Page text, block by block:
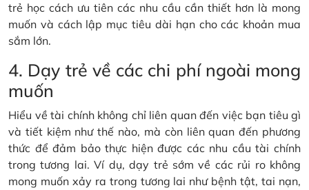
trẻ học cách ưu tiên các nhu cầu cần thiết hơn là mong
muốn và cách lập mục tiêu dài hạn cho các khoản mua
sắm lớn.
4. Dạy trẻ về các chi phí ngoài mong
muốn
Hiểu về tài chính không chỉ liên quan đến việc bạn tiêu gì
và tiết kiệm như thế nào, mà còn liên quan đến phương
thức để đảm bảo thực hiện được các nhu cầu tài chính
trong tương lai. Ví dụ, dạy trẻ sớm về các rủi ro không
mong muốn xảy ra trong tương lai như bệnh tật, tai nạn,